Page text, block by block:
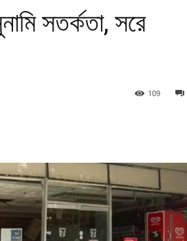
সতর্কতা, সরে
109